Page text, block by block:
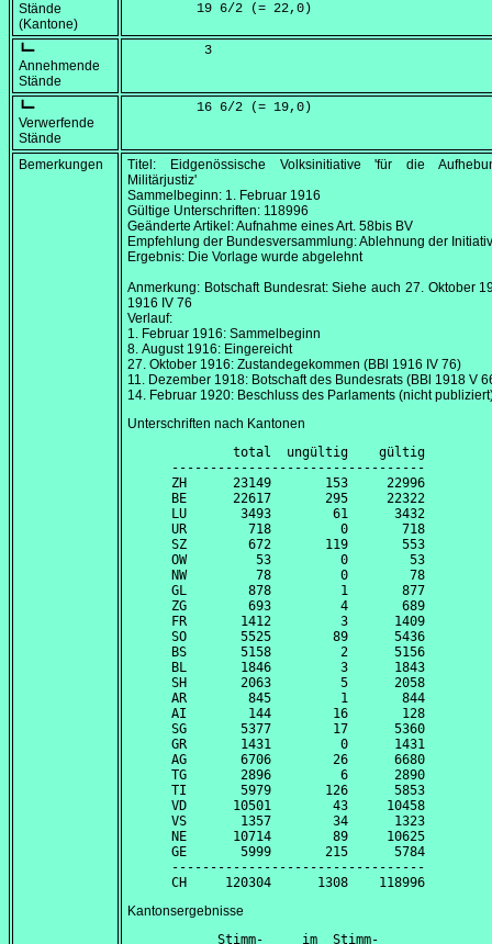
Stände
(Kantone)
         19 6/2 (=
22,0 )
┗━
Annehmende
Stände
          3
┗━
Verwerfende
Stände
         16 6/2 (=
19,0 )
Bemerkungen
Titel: Eidgenössische Volksinitiative 'für die
Militärjustiz'
Sammelbeginn: 1. Februar 1916
Gültige Unterschriften: 118996
Geänderte Artikel: Aufnahme eines Art. 58bis BV
Empfehlung der Bundesversammlung: Ablehnung der
Ergebnis: Die Vorlage wurde abgelehnt
Anmerkung: Botschaft Bundesrat: Siehe auch 27. Oktober
1916 IV 76
Verlauf:
1. Februar 1916: Sammelbeginn
8. August 1916: Eingereicht
27. Oktober 1916: Zustandegekommen (BBl 1916 IV 76)
11. Dezember 1918: Botschaft des Bundesrats (BBl 1918 V
14. Februar 1920: Beschluss des Parlaments (nicht
Unterschriften nach Kantonen
        total  ungültig    gültig
---------------------------------
ZH      23149       153     22996
BE      22617       295     22322
LU       3493        61      3432
UR        718         0       718
SZ        672       119       553
OW         53         0        53
NW         78         0        78
GL        878         1       877
ZG        693         4       689
FR       1412         3      1409
SO       5525        89      5436
BS       5158         2      5156
BL       1846         3      1843
SH       2063         5      2058
AR        845         1       844
AI        144        16       128
SG       5377        17      5360
GR       1431         0      1431
AG       6706        26      6680
TG       2896         6      2890
TI       5979       126      5853
VD      10501        43     10458
VS       1357        34      1323
NE      10714        89     10625
GE       5999       215      5784
---------------------------------
Kantonsergebnisse
Stimm-     im  Stimm-